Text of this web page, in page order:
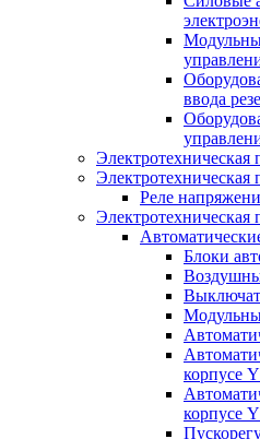
ввода
Электротехническая
Реле
Блоки
корпусе
корпусе